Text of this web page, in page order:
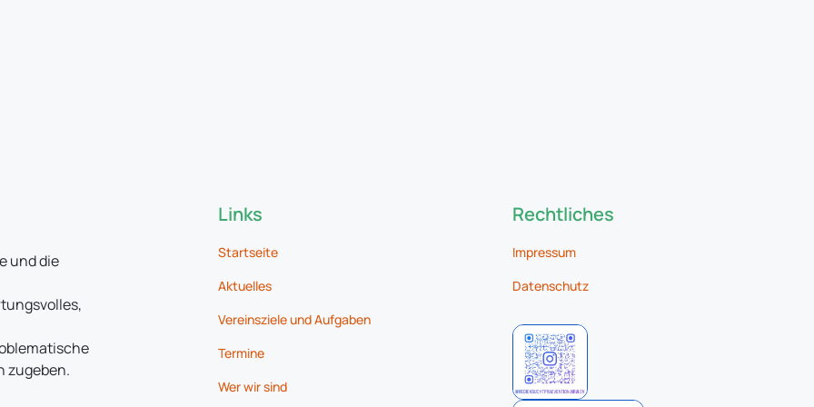
und die
zugeben.
Links
Startseite
Aktuelles
Vereinsziele und Aufgaben
Termine
Wer wir sind
Rechtliches
Impressum
Datenschutz